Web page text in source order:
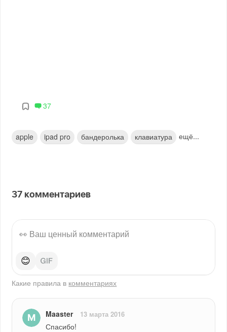
37
apple ipad pro бандеролька клавиатура ещё...
37 комментариев
😊
Какие правила в комментариях
Maaster 13 марта 2016
Спасибо!